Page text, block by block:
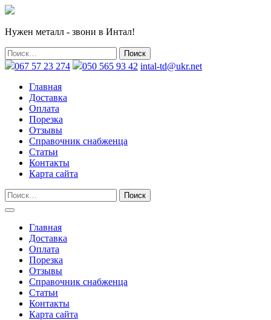
Нужен металл - звони в Интал!
067 57 23 274 050 565 93 42 intal-td@ukr.net
Главная
Доставка
Оплата
Порезка
Отзывы
Справочник снабженца
Статьи
Контакты
Карта сайта
Главная
Доставка
Оплата
Порезка
Отзывы
Справочник снабженца
Статьи
Контакты
Карта сайта